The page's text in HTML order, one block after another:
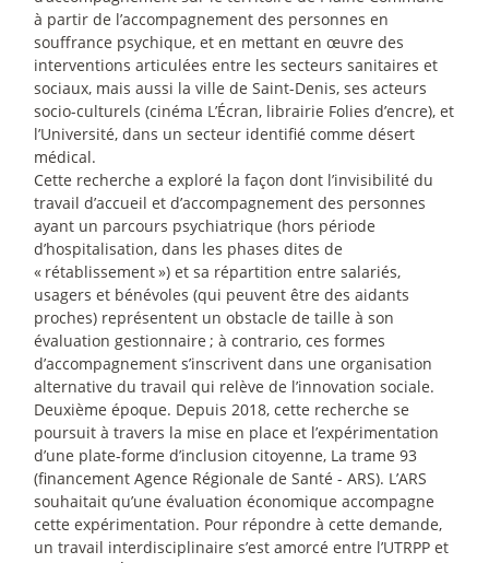
à partir de l’accompagnement des personnes en
souffrance psychique, et en mettant en œuvre des
interventions articulées entre les secteurs sanitaires et
sociaux, mais aussi la ville de Saint-Denis, ses acteurs
socio-culturels (cinéma L’Écran, librairie Folies d’encre), et
l’Université, dans un secteur identifié comme désert
médical.
Cette recherche a exploré la façon dont l’invisibilité du
travail d’accueil et d’accompagnement des personnes
ayant un parcours psychiatrique (hors période
d’hospitalisation, dans les phases dites de
« rétablissement») et sa répartition entre salariés,
usagers et bénévoles (qui peuvent être des aidants
proches) représentent un obstacle de taille à son
évaluation gestionnaire ; à contrario, ces formes
d’accompagnement s’inscrivent dans une organisation
alternative du travail qui relève de l’innovation sociale.
Deuxième époque. Depuis 2018, cette recherche se
poursuit à travers la mise en place et l’expérimentation
d’une plate-forme d’inclusion citoyenne, La trame 93
(financement Agence Régionale de Santé - ARS). L’ARS
souhaitait qu’une évaluation économique accompagne
cette expérimentation. Pour répondre à cette demande,
un travail interdisciplinaire s’est amorcé entre l’UTRPP et